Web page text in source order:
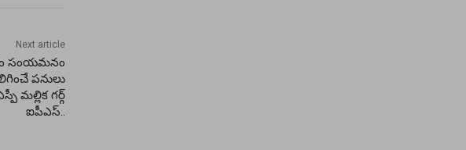
Next article
సంయమనం
పనులు
మల్లిక గర్గ్
ఐపీఎస్..